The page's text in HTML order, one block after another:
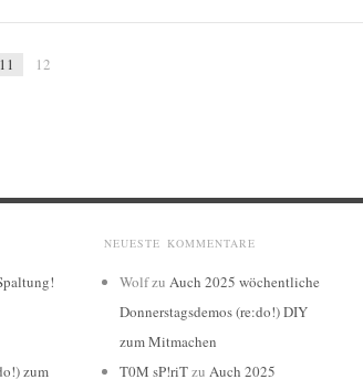
11 12
zum
NEUESTE KOMMENTARE
Wolfzu Auch 2025 wöchentliche
Donnerstagsdemos (re:do!) DIY
zum Mitmachen
T0M sP!riTzu Auch 2025